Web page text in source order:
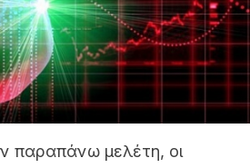
παραπάνω μελέτη, οι